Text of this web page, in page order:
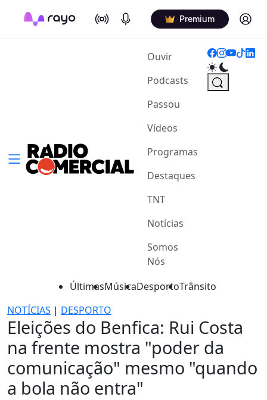
On Air Podcasts Premium Log in
Ouvir(current)
Podcasts
Passou
Vídeos
Programas
Destaques
TNT
Notícias
Somos
Nós
ÚltimasMúsicaDesportoTrânsito
NOTÍCIAS | DESPORTO
Eleições do Benfica: Rui Costa
na frente mostra "poder da
comunicação" mesmo "quando
a bola não entra"